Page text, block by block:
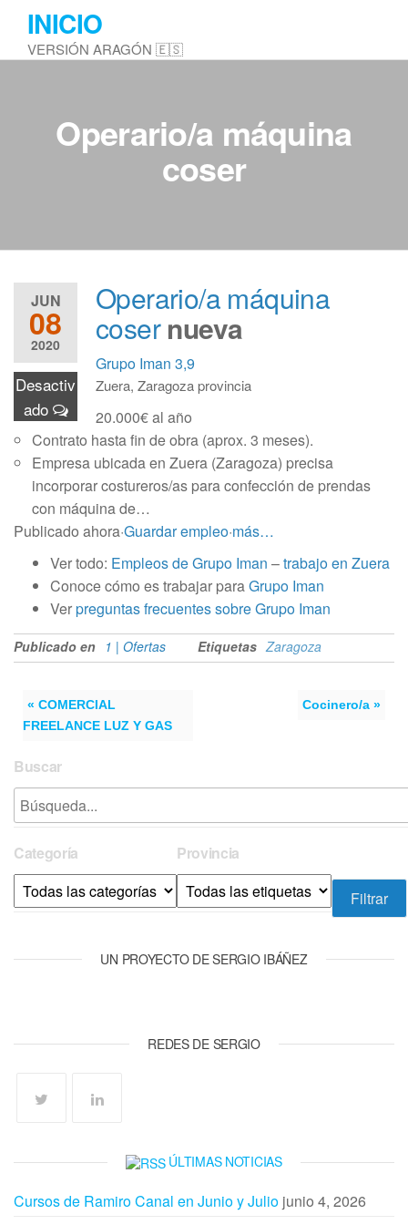
Saltar
contenido
INICIO
VERSIÓN ARAGÓN 🇪🇸
Operario/a máquina
coser
JUN
08
2020
Desactiv
ado
Operario/a máquina
coser nueva
Grupo Iman 3,9
Zuera, Zaragoza provincia
20.000€ al año
Contrato hasta fin de obra (aprox. 3 meses).
Empresa ubicada en Zuera (Zaragoza) precisa
incorporar costureros/as para confección de prendas
con máquina de…
Publicado ahora·Guardar empleo·más…
Ver todo: Empleos de Grupo Iman –trabajo en Zuera
Conoce cómo es trabajar paraGrupo Iman
Verpreguntas frecuentes sobre Grupo Iman
Publicado en 1 | Ofertas Etiquetas Zaragoza
« COMERCIAL
FREELANCE LUZ Y GAS
Cocinero/a »
Buscar
Categoría Provincia
UN PROYECTO DE SERGIO IBÁÑEZ
REDES DE SERGIO
ÚLTIMAS NOTICIAS
Cursos de Ramiro Canal en Junio y Julio junio 4, 2026